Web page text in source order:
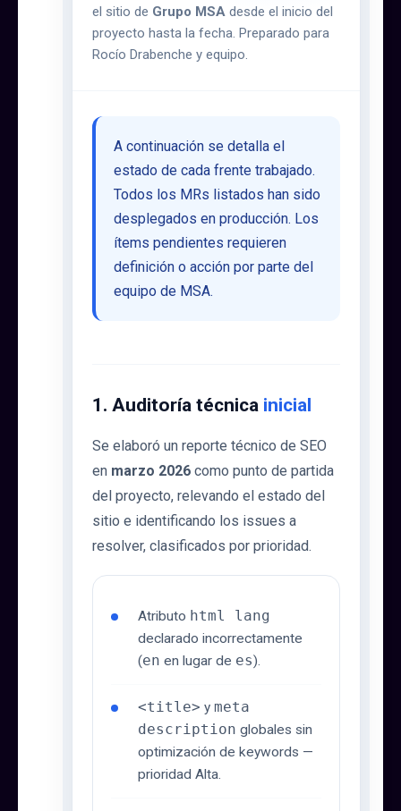
el sitio de Grupo MSA desde el inicio del
proyecto hasta la fecha. Preparado para
Rocío Drabenche y equipo.
A continuación se detalla el
estado de cada frente trabajado.
Todos los MRs listados han sido
desplegados en producción. Los
ítems pendientes requieren
definición o acción por parte del
equipo de MSA.
1. Auditoría técnica inicial
Se elaboró un reporte técnico de SEO
en marzo 2026 como punto de partida
del proyecto, relevando el estado del
sitio e identificando los issues a
resolver, clasificados por prioridad.
Atributo html lang
declarado incorrectamente
(en en lugar de es).
<title> y meta
description globales sin
optimización de keywords —
prioridad Alta.